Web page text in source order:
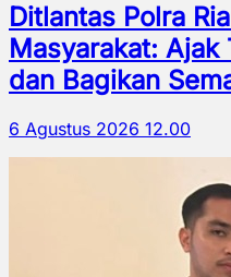
Ditlantas Polra
Masyarakat:
dan Bagikan
6 Agustus 2026 12.00